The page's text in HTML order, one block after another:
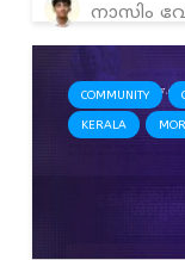
നാസിം
COMMUNITY
KERALA